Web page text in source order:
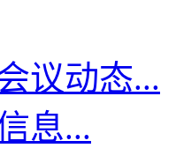
议动态...
息...